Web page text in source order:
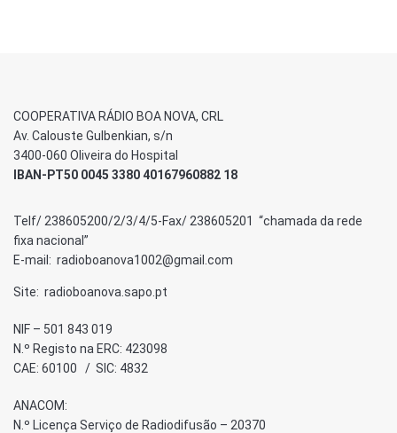
COOPERATIVA RÁDIO BOA NOVA, CRL
Av. Calouste Gulbenkian, s/n
3400-060 Oliveira do Hospital
IBAN-PT50 0045 3380 40167960882 18
Telf/ 238605200/2/3/4/5-Fax/ 238605201 “chamada da rede
fixa nacional”
E-mail: radioboanova1002@gmail.com
Site: radioboanova.sapo.pt
NIF – 501 843 019
N.º Registo na ERC: 423098
CAE: 60100 / SIC: 4832
ANACOM:
N.º Licença Serviço de Radiodifusão – 20370